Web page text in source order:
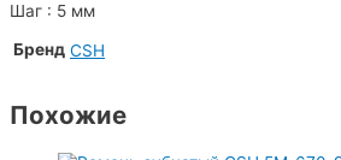
Шаг : 5 мм
Бренд CSH
Похожие